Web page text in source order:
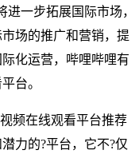
一步拓展国际市场，
场的推广和营销，提
化运营，哔哩哔哩有
台。
频在线观看平台推荐
力的?平台，它不?仅